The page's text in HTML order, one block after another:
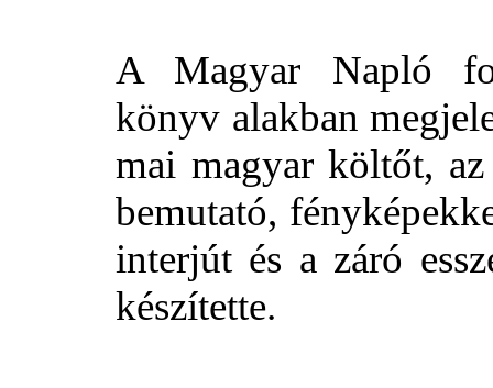
A Magyar Napló
könyv alakban
mai magyar költőt, az
bemutató,
interjút és a záró
készítette.